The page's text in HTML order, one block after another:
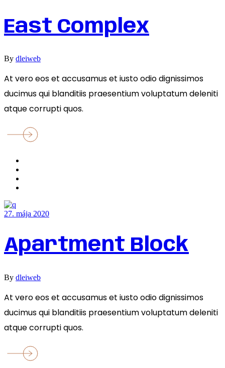
East Complex
By dleiweb
At vero eos et accusamus et iusto odio dignissimos
ducimus qui blanditiis praesentium voluptatum deleniti
atque corrupti quos.
27. mája 2020
Apartment Block
By dleiweb
At vero eos et accusamus et iusto odio dignissimos
ducimus qui blanditiis praesentium voluptatum deleniti
atque corrupti quos.